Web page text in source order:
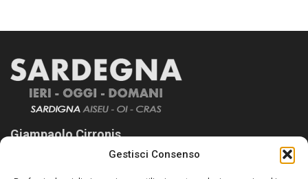
Gestisci Consenso
Giampaolo Cirronis
Sardegna Ieri-Oggi-Domani nasce per informare “liberamente” i
lettori su quanto accade in Sardegna, con un occhio rivolto al